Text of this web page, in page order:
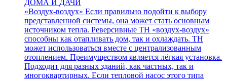
ДОМА И ДАЧИ
«Воздух-воздух» Если правильно подойти к выбору
представленной системы, она может стать основным
источником тепла. Реверсивные ТН «воздух-воздух»
способны как отапливать дом, так и охлаждать. ТН
может использоваться вместе с централизованным
отоплением. Преимуществом является лёгкая установка.
Подходит для разных зданий, как частных, так и
многоквартирных. Если тепловой насос этого типа